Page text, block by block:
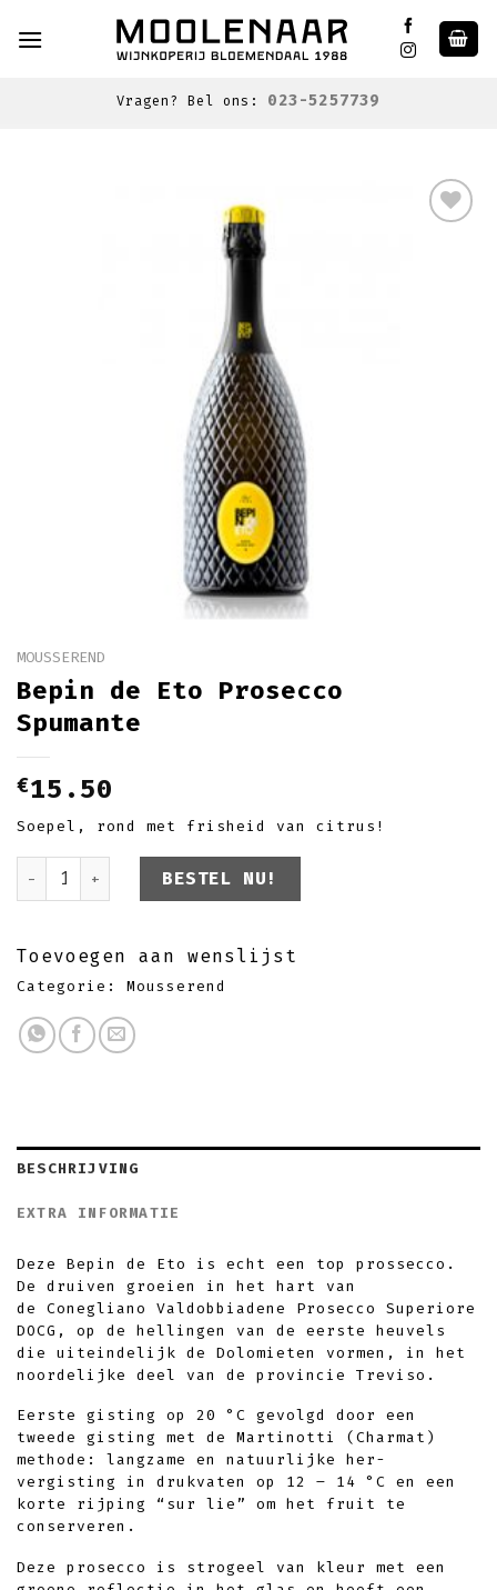
to
Vragen? Bel ons: 023-5257739
MOUSSEREND
Bepin de Eto Prosecco
Spumante
€15.50
Soepel, rond met frisheid van citrus!
Bepin de Eto Prosecco Spumante aantal
BESTEL NU!
Toevoegen aan wenslijst
Categorie: Mousserend
BESCHRIJVING
EXTRA INFORMATIE
Deze Bepin de Eto is echt een top prossecco.
De druiven groeien in het hart van
de Conegliano Valdobbiadene Prosecco Superiore
DOCG, op de hellingen van de eerste heuvels
die uiteindelijk de Dolomieten vormen, in het
noordelijke deel van de provincie Treviso.
Eerste gisting op 20 °C gevolgd door een
tweede gisting met de Martinotti (Charmat)
methode: langzame en natuurlijke her-
vergisting in drukvaten op 12 – 14 °C en een
korte rijping “sur lie” om het fruit te
conserveren.
Deze prosecco is strogeel van kleur met een